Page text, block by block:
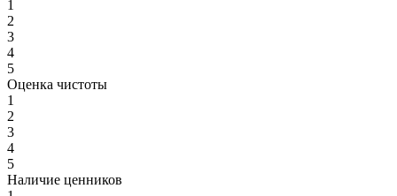
1
2
3
4
5
Оценка чистоты
1
2
3
4
5
Наличие ценников